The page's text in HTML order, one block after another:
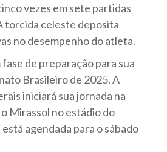
vezes em sete partidas
torcida celeste deposita
no desempenho do atleta.
de preparação para sua
Brasileiro de 2025. A
iniciará sua jornada na
Mirassol no estádio do
agendada para o sábado